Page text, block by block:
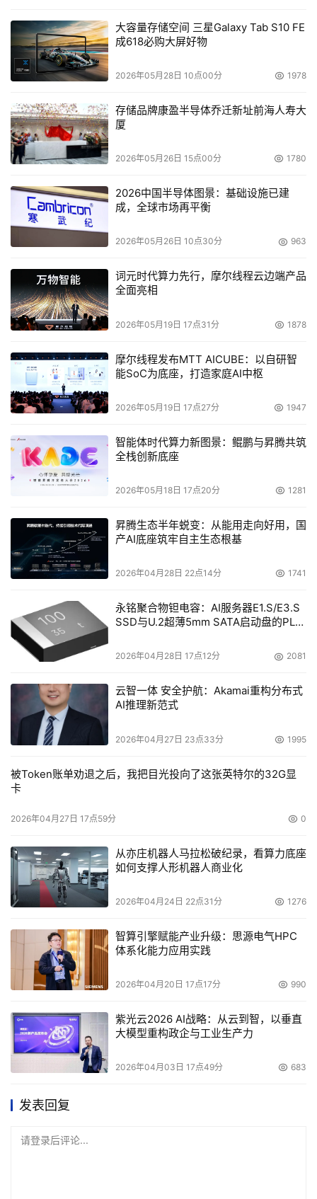
大容量存储空间 三星Galaxy Tab S10 FE
成618必购大屏好物
2026年05月28日 10点00分 1978
存储品牌康盈半导体乔迁新址前海人寿大
厦
2026年05月26日 15点00分 1780
2026中国半导体图景：基础设施已建
成，全球市场再平衡
2026年05月26日 10点30分 963
词元时代算力先行，摩尔线程云边端产品
全面亮相
2026年05月19日 17点31分 1878
摩尔线程发布MTT AICUBE：以自研智
能SoC为底座，打造家庭AI中枢
2026年05月19日 17点27分 1947
智能体时代算力新图景：鲲鹏与昇腾共筑
全栈创新底座
2026年05月18日 17点20分 1281
昇腾生态半年蜕变：从能用走向好用，国
产AI底座筑牢自主生态根基
2026年04月28日 22点14分 1741
永铭聚合物钽电容：AI服务器E1.S/E3.S
SSD与U.2超薄5mm SATA启动盘的PLP
2026年04月28日 17点12分 2081
云智一体 安全护航：Akamai重构分布式
AI推理新范式
2026年04月27日 23点33分 1995
被Token账单劝退之后，我把目光投向了这张英特尔的32G显
卡
2026年04月27日 17点59分 0
从亦庄机器人马拉松破纪录，看算力底座
如何支撑人形机器人商业化
2026年04月24日 22点31分 1276
智算引擎赋能产业升级：思源电气HPC
体系化能力应用实践
2026年04月20日 17点17分 990
紫光云2026 AI战略：从云到智，以垂直
大模型重构政企与工业生产力
2026年04月03日 17点49分 683
发表回复
请登录后评论...